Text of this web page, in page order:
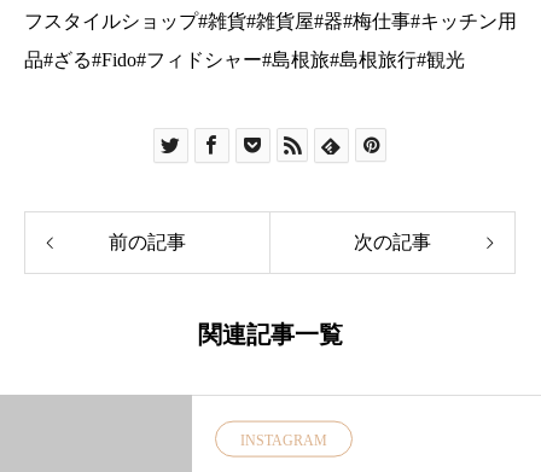
前の記事 次の記事
関連記事一覧
INSTAGRAM